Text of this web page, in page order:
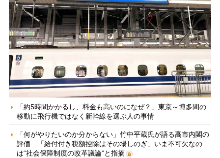
「約5時間かかるし、料金も高いのになぜ？」東京～博多間の
移動に飛行機ではなく新幹線を選ぶ人の事情
「何がやりたいのか分からない」竹中平蔵氏が語る高市内閣の
評価 「給付付き税額控除はその場しのぎ」いま不可欠なの
は“社会保障制度の改革議論”と指摘